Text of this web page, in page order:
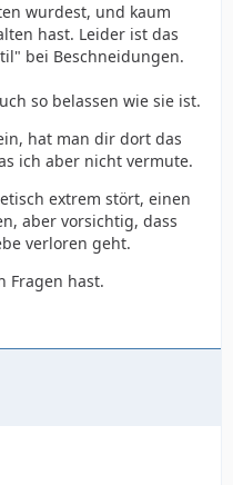
wurdest, und kaum
hast. Leider ist das
bei Beschneidungen.
so belassen wie sie ist.
hat man dir dort das
ich aber nicht vermute.
extrem stört, einen
aber vorsichtig, dass
verloren geht.
Fragen hast.